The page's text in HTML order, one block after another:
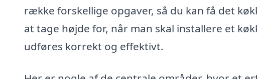
række forskellige opgaver, så du kan få det
at tage højde for, når man skal installere et
udføres korrekt og effektivt.